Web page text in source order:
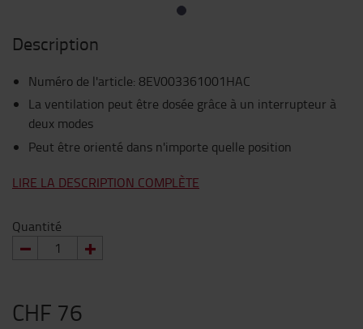
Description
Numéro de l'article: 8EV003361001HAC
La ventilation peut être dosée grâce à un interrupteur à
deux modes
Peut être orienté dans n'importe quelle position
LIRE LA DESCRIPTION COMPLÈTE
Quantité
CHF 76